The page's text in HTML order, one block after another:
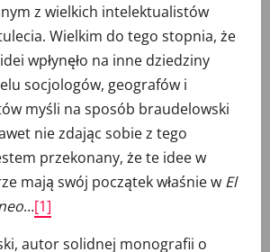
z wielkich intelektualistów
Wielkim do tego stopnia, że
wpłynęło na inne dziedziny
socjologów, geografów i
myśli na sposób braudelowski
nie zdając sobie z tego
przekonany, że te idee w
mają swój początek właśnie w El
…[1]
autor solidnej monografii o